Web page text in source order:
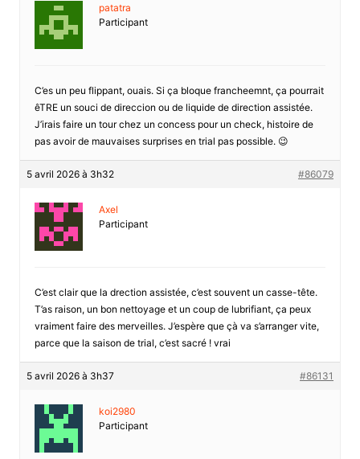
patatra
Participant
C’es un peu flippant, ouais. Si ça bloque francheemnt, ça pourrait
êTRE un souci de direccion ou de liquide de direction assistée.
J’irais faire un tour chez un concess pour un check, histoire de
pas avoir de mauvaises surprises en trial pas possible. 😉
5 avril 2026 à 3h32 #86079
Axel
Participant
C’est clair que la drection assistée, c’est souvent un casse-tête.
T’as raison, un bon nettoyage et un coup de lubrifiant, ça peux
vraiment faire des merveilles. J’espère que çà va s’arranger vite,
parce que la saison de trial, c’est sacré ! vrai
5 avril 2026 à 3h37 #86131
koi2980
Participant